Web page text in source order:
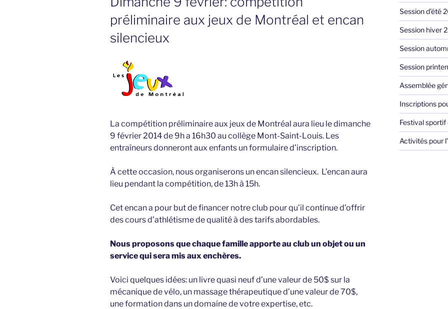
préliminaire aux jeux de Montréal et encan
silencieux
La compétition préliminaire aux jeux de Montréal aura lieu le dimanche
9 février 2014 de 9h a 16h30 au collège Mont-Saint-Louis. Les
entraîneurs donneront aux enfants un formulaire d’inscription.
À cette occasion, nous organiserons un encan silencieux. L’encan aura
lieu pendant la compétition, de 13h à 15h.
Cet encan a pour but de financer notre club pour qu’il continue d’offrir
des cours d’athlétisme de qualité à des tarifs abordables.
Nous proposons que chaque famille apporte au club un objet ou un
service qui sera mis aux enchères.
Voici quelques idées: un livre quasi neuf d’une valeur de 50$ sur la
mécanique de vélo, un massage thérapeutique d’une valeur de 70$,
une formation dans un domaine de votre expertise, etc.
Session d’été
Session hiver
Session
Session
Assemblée
Inscriptions
Festival
Activités pour